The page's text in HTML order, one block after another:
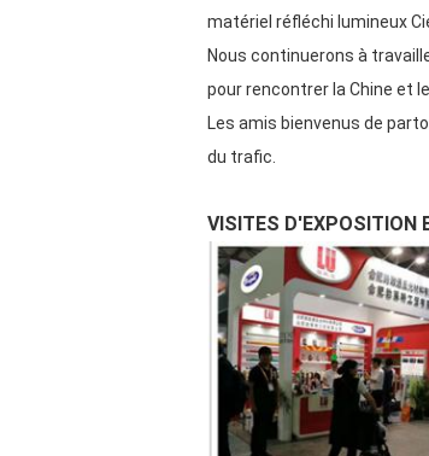
matériel réfléchi lumineux
Nous continuerons à
pour rencontrer la Chine et
Les amis bienvenus de
du trafic.
VISITES D'EXPOSITION